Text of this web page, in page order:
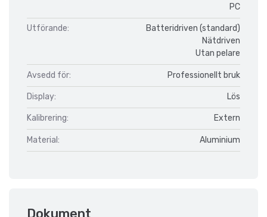
PC
Utförande:
Batteridriven (standard)
Nätdriven
Utan pelare
Avsedd för: Professionellt bruk
Display: Lös
Kalibrering: Extern
Material: Aluminium
Dokument